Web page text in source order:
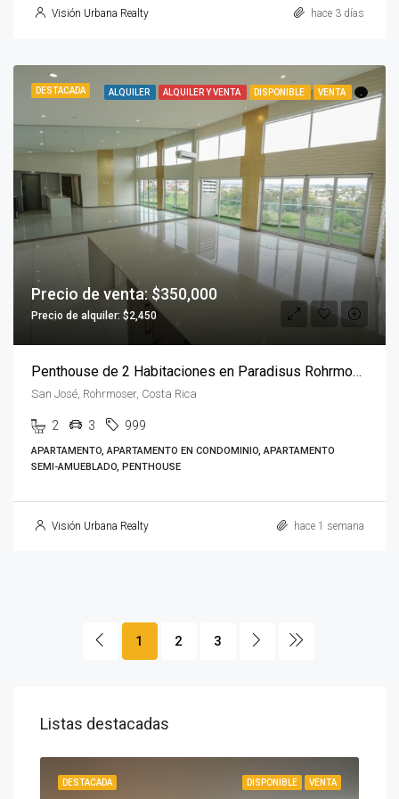
Visión Urbana Realty hace 3 días
DESTACADA ALQUILER ALQUILER Y VENTA DISPONIBLE VENTA
Precio de venta: $350,000
Precio de alquiler: $2,450
Penthouse de 2 Habitaciones en Paradisus Rohrmoser
San José, Rohrmoser, Costa Rica
2 3 999
APARTAMENTO, APARTAMENTO EN CONDOMINIO, APARTAMENTO
SEMI-AMUEBLADO, PENTHOUSE
Visión Urbana Realty hace 1 semana
1 2 3
Listas destacadas
DISPONIBLE VENTA
DESTACADA